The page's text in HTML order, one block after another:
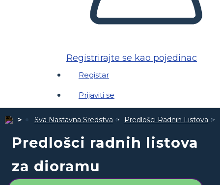
Registrirajte se kao pojedinac
Registar
Prijaviti se
Sva Nastavna Sredstva Predlošci Radnih Listova
Predlošci radnih listova
za dioramu